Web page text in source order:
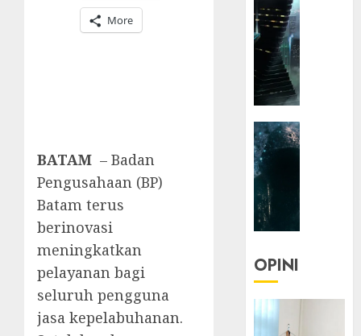
More
BATAM – Badan
Pengusahaan (BP)
Batam terus
berinovasi
meningkatkan
pelayanan bagi
seluruh pengguna
jasa kepelabuhanan.
OPINI